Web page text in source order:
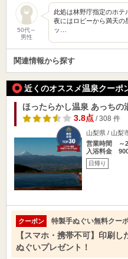
50代～
男性
此処は林野庁指定のホテ
夜にはロビーから満天の
ッ…
関連情報から探す
近くのオススメ温泉クーポ
ほったらかし温泉 あっちの
3.8点/ 308 件
山梨県 / 山梨
営業時間 ～
入浴料金
日帰り
クーポン 特製手ぬぐい無料クー
【スマホ・携帯不可】印刷
ぬぐいプレゼント！